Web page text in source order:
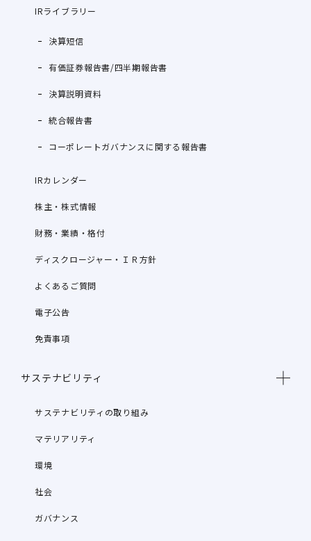
IRライブラリー
決算短信
有価証券報告書/四半期報告書
決算説明資料
統合報告書
コーポレートガバナンスに関する報告書
IRカレンダー
株主・株式情報
財務・業績・格付
ディスクロージャー・ＩＲ方針
よくあるご質問
電子公告
免責事項
サステナビリティ
サステナビリティの取り組み
マテリアリティ
環境
社会
ガバナンス